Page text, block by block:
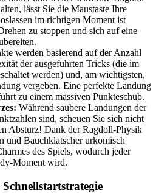
lässt Sie die Maustaste Ihre
im richtigen Moment ist
zu stoppen und sich auf eine
werden basierend auf der Anzahl
der ausgeführten Tricks (die im
werden) und, am wichtigsten,
vergeben. Eine perfekte Landung
zu einem massiven Punkteschub.
Während saubere Landungen der
sind, scheuen Sie sich nicht
Absturz! Dank der Ragdoll-Physik
und Bauchklatscher urkomisch
des Spiels, wodurch jeder
Moment wird.